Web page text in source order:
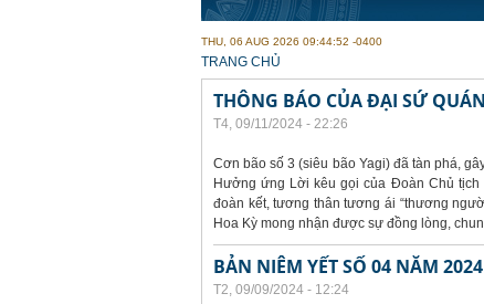
THU, 06 AUG 2026 09:44:52 -0400
YOU ARE HERE
TRANG CHỦ
THÔNG BÁO CỦA ĐẠI SỨ
T4, 09/11/2024 - 22:26
Cơn bão số 3 (siêu bão Yagi) đã tàn phá,
Hưởng ứng Lời kêu gọi của Đoàn Chủ tịch
đoàn kết, tương thân tương ái “thương
Hoa Kỳ mong nhận được sự đồng lòng,
BẢN NIÊM YẾT SỐ 04 NĂM 2024
T2, 09/09/2024 - 12:24